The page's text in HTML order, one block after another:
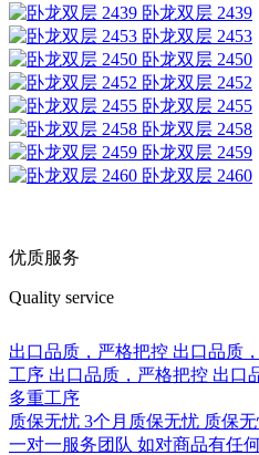
卧龙双层 2439
卧龙双层 2453
卧龙双层 2450
卧龙双层 2452
卧龙双层 2455
卧龙双层 2458
卧龙双层 2459
卧龙双层 2460
优质服务
Quality service
出口品质，严格把控 出口品质
工序 出口品质，严格把控 出口
多重工序
质保无忧 3个月质保无忧 质保
一对一服务团队 如对商品有任